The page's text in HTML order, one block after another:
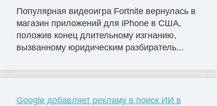
Популярная видеоигра Fortnite вернулась в
магазин приложений для iPhone в США,
положив конец длительному изгнанию,
вызванному юридическим разбиратель...
Google добавляет рекламу в поиск ИИ в